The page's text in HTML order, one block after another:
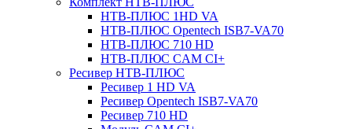
НТВ-ПЛЮС 1HD VA
НТВ-ПЛЮС Opentech ISB7-VA70
НТВ-ПЛЮС 710 HD
НТВ-ПЛЮС CAM CI+
Ресивер НТВ-ПЛЮС
Ресивер 1 HD VA
Ресивер Opentech ISB7-VA70
Ресивер 710 HD